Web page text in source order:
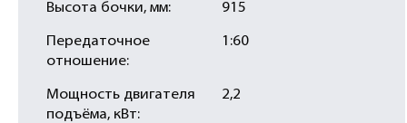
Высота бочки, мм: 915
Передаточное
отношение:
1:60
Мощность двигателя
подъёма, кВт:
2,2